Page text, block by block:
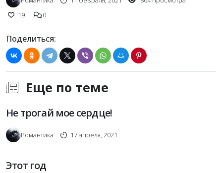
19
0
Поделиться:
Еще по теме
Не трогай мое сердце!
Романтика 17 апреля, 2021
Этот год